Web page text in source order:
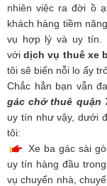
nhiên việc ra đời ồ
khách hàng tiềm
vụ hợp lý và uy tín.
vớidịch vụ thuê xe
tôi sẽ biến nỗi lo ấy
Chắc hẳn bạn vẫn
gác chở thuê quận
uy tín như vậy, dưới
tôi:
Xe ba gác sài
uy tín hàng đầu
vụ chuyển nhà,